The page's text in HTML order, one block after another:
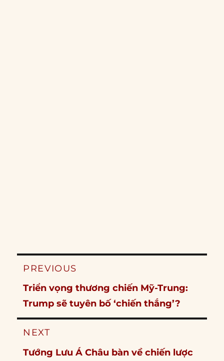
Post
PREVIOUS
Previous
post:
Triển vọng thương chiến Mỹ-Trung:
Trump sẽ tuyên bố ‘chiến thắng’?
NEXT
Next
Tướng Lưu Á Châu bàn về chiến lược